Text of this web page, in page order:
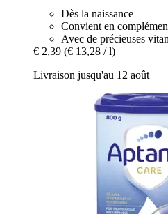
Dès la naissance
Convient en
Avec de précieuses
€ 2,39 (€ 13,28 / l)
Livraison jusqu'au 12 août